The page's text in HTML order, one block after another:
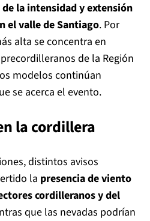
la intensidad y extensión
el valle de Santiago. Por
alta se concentra en
de la Región
modelos continúan
se acerca el evento.
la cordillera
distintos avisos
la presencia de viento
cordilleranos y del
que las nevadas podrían